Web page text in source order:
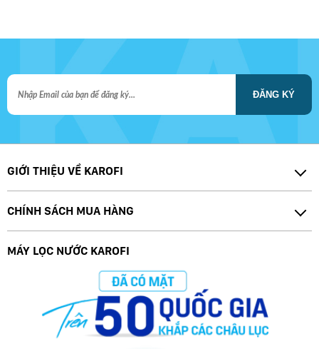
ĐĂNG KÝ
GIỚI THIỆU VỀ KAROFI
CHÍNH SÁCH MUA HÀNG
MÁY LỌC NƯỚC KAROFI